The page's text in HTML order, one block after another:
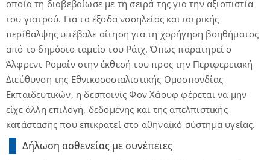
οποία τη διαβεβαίωσε με τη σειρά της για την αξιοπιστία
του γιατρού. Για τα έξοδα νοσηλείας και ιατρικής
περίθαλψης υπέβαλε αίτηση για τη χορήγηση βοηθήματος
από το δημόσιο ταμείο του Ράιχ. Όπως παρατηρεί ο
Άλφρεντ Ρομαίν στην έκθεσή του προς την Περιφερειακή
Διεύθυνση της Εθνικοσοσιαλιστικής Ομοσπονδίας
Εκπαιδευτικών, η δεσποινίς Φον Χάουφ φέρεται να μην
είχε άλλη επιλογή, δεδομένης και της απελπιστικής
κατάστασης που επικρατεί στο αθηναϊκό σύστημα υγείας.
Δήλωση ασθενείας με συνέπειες